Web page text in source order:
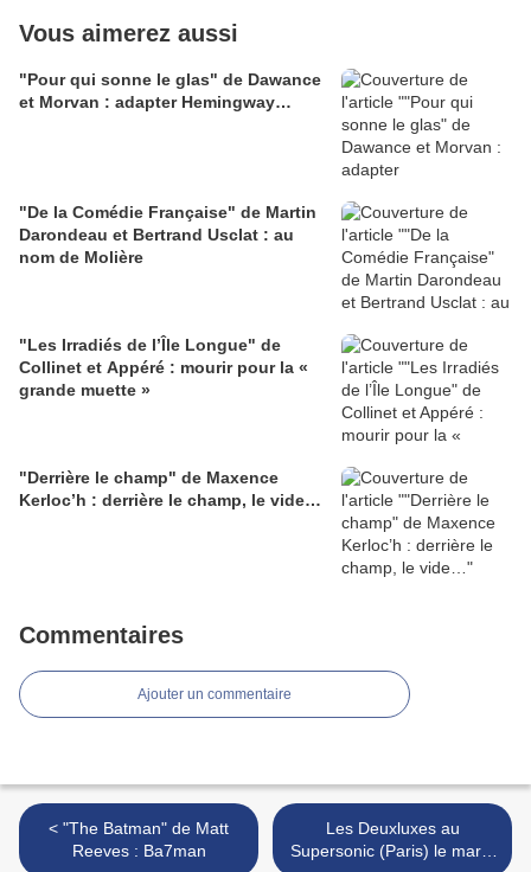
Vous aimerez aussi
"Pour qui sonne le glas" de Dawance
et Morvan : adapter Hemingway…
"De la Comédie Française" de Martin
Darondeau et Bertrand Usclat : au
nom de Molière
"Les Irradiés de l’Île Longue" de
Collinet et Appéré : mourir pour la «
grande muette »
"Derrière le champ" de Maxence
Kerloc’h : derrière le champ, le vide…
Commentaires
Ajouter un commentaire
< "The Batman" de Matt
Reeves : Ba7man
Les Deuxluxes au
Supersonic (Paris) le mardi